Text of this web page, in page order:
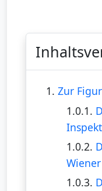
1. Zur
1.0.1.
1.0.2.
1.0.3.